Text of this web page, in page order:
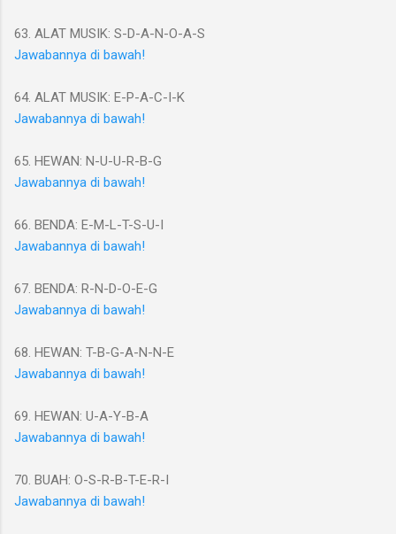
63. ALAT MUSIK: S-D-A-N-O-A-S
Jawabannya di bawah!
64. ALAT MUSIK: E-P-A-C-I-K
Jawabannya di bawah!
65. HEWAN: N-U-U-R-B-G
Jawabannya di bawah!
66. BENDA: E-M-L-T-S-U-I
Jawabannya di bawah!
67. BENDA: R-N-D-O-E-G
Jawabannya di bawah!
68. HEWAN: T-B-G-A-N-N-E
Jawabannya di bawah!
69. HEWAN: U-A-Y-B-A
Jawabannya di bawah!
70. BUAH: O-S-R-B-T-E-R-I
Jawabannya di bawah!